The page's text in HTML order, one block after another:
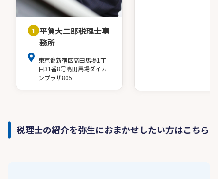
1 平賀大二郎税理士事
務所
東京都新宿区高田馬場1丁
目31番8号高田馬場ダイカ
ンプラザ805
税理士の紹介を弥生におまかせしたい方はこちら